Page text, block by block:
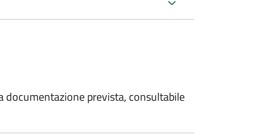
prevista, consultabile